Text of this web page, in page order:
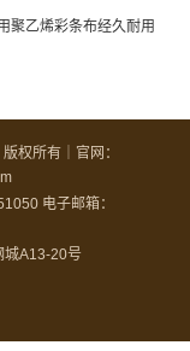
聚乙烯彩条布经久耐用
权所有｜官网：
电子邮箱：
城A13-20号